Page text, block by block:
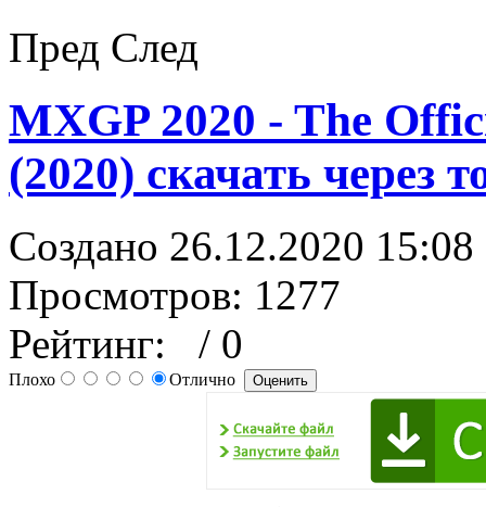
Пред След
MXGP 2020 - The
(2020) скачать через
Создано 26.12.2020 15:08
Просмотров: 1277
Рейтинг:
/ 0
Плохо Отлично